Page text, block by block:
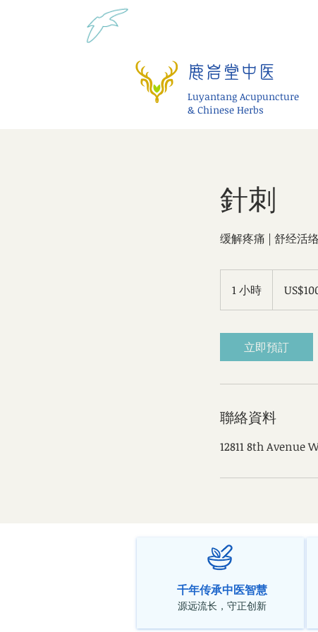
鹿岩堂中医
Luyantang Acupuncture
& Chinese Herbs
針刺
缓解疼痛 | 舒经活
1 小時
小
立即預訂
聯絡資料
12811 8th Avenue
千年传承中医智慧
源远流长，守正创新